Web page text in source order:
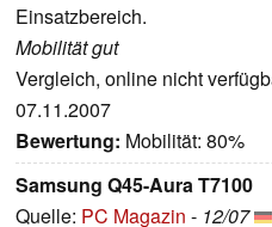
Einsatzbereich.
Mobilität gut
Vergleich, online nicht
07.11.2007
Bewertung: Mobilität: 80%
Samsung Q45-Aura T7100
Quelle: PC Magazin - 12/07